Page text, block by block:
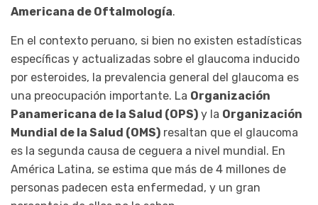
Americana de Oftalmología.
En el contexto peruano, si bien no existen estadísticas
específicas y actualizadas sobre el glaucoma inducido
por esteroides, la prevalencia general del glaucoma es
una preocupación importante. La Organización
Panamericana de la Salud (OPS) y la Organización
Mundial de la Salud (OMS) resaltan que el glaucoma
es la segunda causa de ceguera a nivel mundial. En
América Latina, se estima que más de 4 millones de
personas padecen esta enfermedad, y un gran